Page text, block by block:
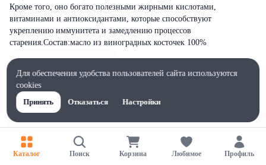
Кроме того, оно богато полезными жирными кислотами,
витаминами и антиоксидантами, которые способствуют
укреплению иммунитета и замедлению процессов
старения.Состав:масло из виноградных косточек 100%
Каталог Поиск Корзина Любимое Профиль
Для обеспечения удобства пользователей сайта используются
cookies
Принять
Отказаться Настройки